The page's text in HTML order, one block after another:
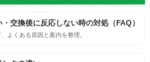
、シャープなど、
交換後に反応しない時の対処（FAQ）
よくある原因と案内を整理。